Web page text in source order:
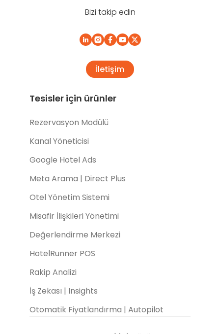
Bizi takip edin
İletişim
Tesisler için ürünler
Rezervasyon Modülü
Kanal Yöneticisi
Google Hotel Ads
Meta Arama | Direct Plus
Otel Yönetim Sistemi
Misafir İlişkileri Yönetimi
Değerlendirme Merkezi
HotelRunner POS
Rakip Analizi
İş Zekası | Insights
Otomatik Fiyatlandırma | Autopilot